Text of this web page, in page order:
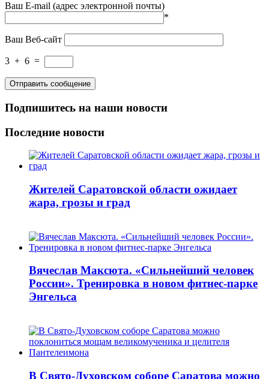
Ваш E-mail (адрес электронной почты)
*
Ваш Веб-сайт
3 + 6 =
Подпишитесь на наши новости
Последние новости
Жителей Саратовской области ожидает
жара, грозы и град
Вячеслав Максюта. «Сильнейший человек
России». Тренировка в новом фитнес-парке
Энгельса
В Свято-Духовском соборе Саратова можно